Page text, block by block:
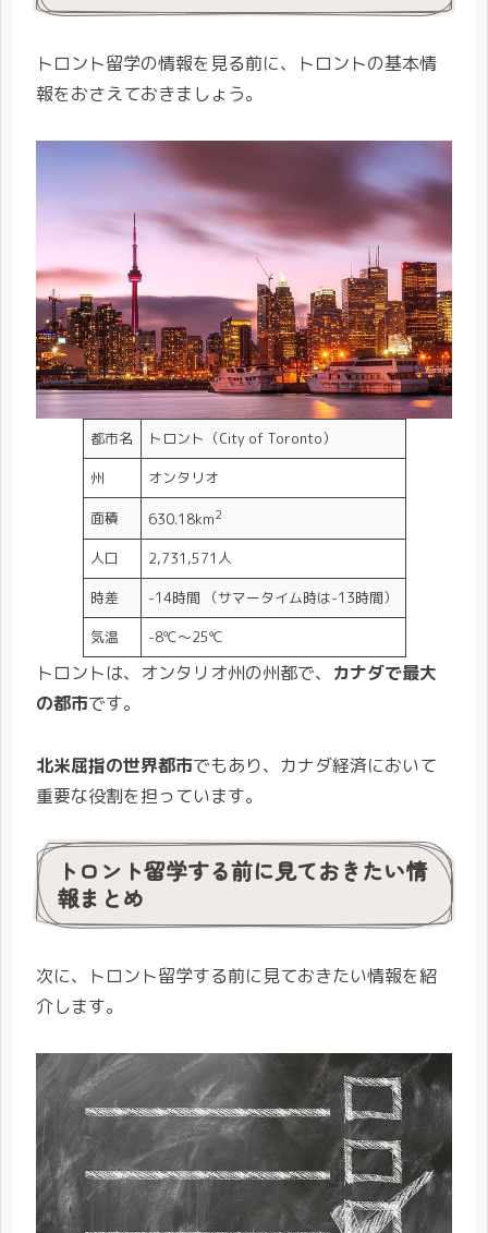
トロント留学の情報を見る前に、トロントの基本情
報をおさえておきましょう。
都市名
トロント（City of Toronto）
州
オンタリオ
面積 630.18km2
人口
2,731,571人
時差
-14時間 （サマータイム時は-13時間）
気温
-8℃〜25℃
トロントは、オンタリオ州の州都で、 カナダで最大
の都市です。
北米屈指の世界都市でもあり、カナダ経済において
重要な役割を担っています。
トロント留学する前に見ておきたい情
報まとめ
次に、トロント留学する前に見ておきたい情報を紹
介します。